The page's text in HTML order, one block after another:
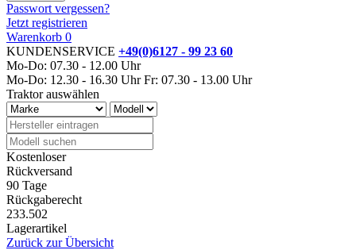
Passwort vergessen?
Jetzt registrieren
Warenkorb 0
KUNDENSERVICE +49(0)6127 - 99 23 60
Mo-Do: 07.30 - 12.00 Uhr
Mo-Do: 12.30 - 16.30 Uhr Fr: 07.30 - 13.00 Uhr
Traktor auswählen
Kostenloser
Rückversand
90 Tage
Rückgaberecht
233.502
Lagerartikel
Zurück zur Übersicht